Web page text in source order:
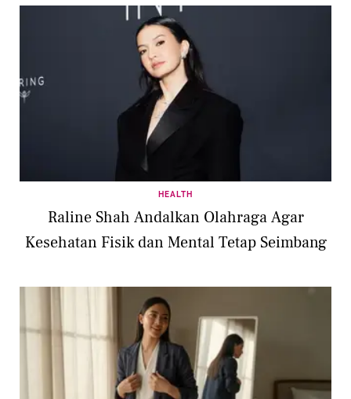
HEALTH
Raline Shah Andalkan Olahraga Agar
Kesehatan Fisik dan Mental Tetap Seimbang